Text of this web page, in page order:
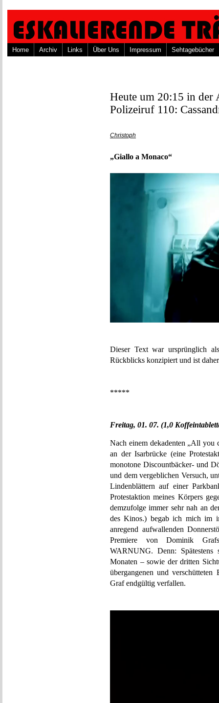
Home Archiv Links Über Uns Impressum Sehtagebücher
Heute um 20:15 in der
Polizeiruf 110:
Christoph
„Giallo a Monaco“
Dieser Text war ursprünglich
Rückblicks konzipiert und ist
*****
Freitag, 01. 07. (1,0
Nach einem dekadenten „All you
an der Isarbrücke (eine
monotone Discountbäcker- und
und dem vergeblichen Versuch,
Lindenblättern auf einer
Protestaktion meines Körpers
demzufolge immer sehr nah an
des Kinos.) begab ich mich im
anregend aufwallenden
Premiere von Dominik
WARNUNG. Denn:
Monaten – sowie der dritten
übergangenen und verschütteten
Graf endgültig verfallen.